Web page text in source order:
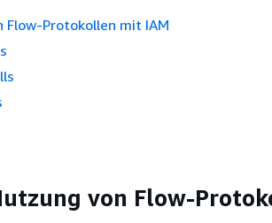
Flow-Protokollen mit IAM
von Flow-